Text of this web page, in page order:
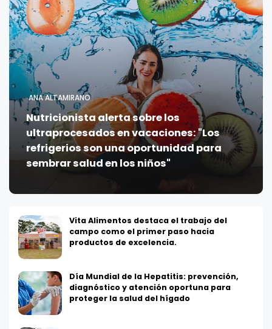
ANA ALTAMIRANO
Nutricionista alerta sobre los
ultraprocesados en vacaciones: "Los
refrigerios son una oportunidad para
sembrar salud en los niños"
Vita Alimentos destaca el trabajo del
campo como el primer paso hacia
productos de excelencia.
Día Mundial de la Hepatitis: prevención,
diagnóstico y atención oportuna para
proteger la salud del hígado